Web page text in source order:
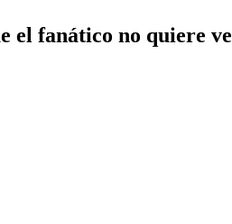
el fanático no quiere